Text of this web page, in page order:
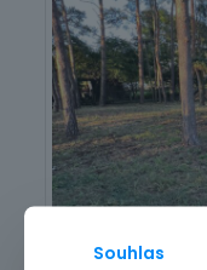
Souhlas